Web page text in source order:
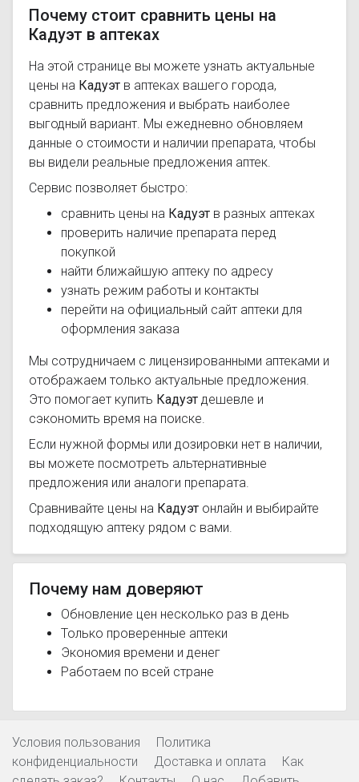
Почему стоит сравнить цены на
Кадуэт в аптеках
На этой странице вы можете узнать актуальные
цены на Кадуэт в аптеках вашего города,
сравнить предложения и выбрать наиболее
выгодный вариант. Мы ежедневно обновляем
данные о стоимости и наличии препарата, чтобы
вы видели реальные предложения аптек.
Сервис позволяет быстро:
сравнить цены на Кадуэт в разных аптеках
проверить наличие препарата перед
покупкой
найти ближайшую аптеку по адресу
узнать режим работы и контакты
перейти на официальный сайт аптеки для
оформления заказа
Мы сотрудничаем с лицензированными аптеками и
отображаем только актуальные предложения.
Это помогает купить Кадуэт дешевле и
сэкономить время на поиске.
Если нужной формы или дозировки нет в наличии,
вы можете посмотреть альтернативные
предложения или аналоги препарата.
Сравнивайте цены на Кадуэт онлайн и выбирайте
подходящую аптеку рядом с вами.
Почему нам доверяют
Обновление цен несколько раз в день
Только проверенные аптеки
Экономия времени и денег
Работаем по всей стране
Условия пользования
Политика
конфиденциальности
Доставка и оплата
Как